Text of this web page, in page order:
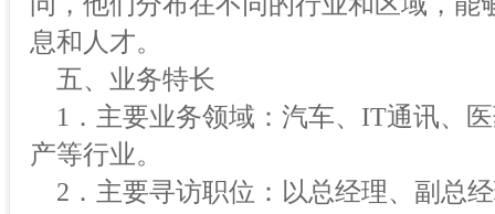
息和人才。
五、业务特长
1．主要业务领域：汽车、IT通讯、
产等行业。
2．主要寻访职位：以总经理、副总